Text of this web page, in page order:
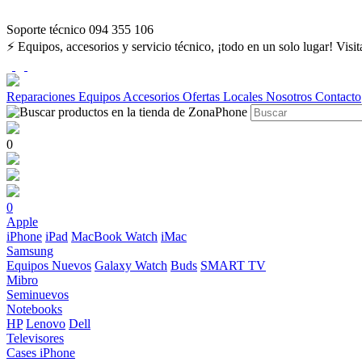
Soporte técnico 094 355 106
⚡ Equipos, accesorios y servicio técnico, ¡todo en un solo lugar!
Reparaciones Equipos Accesorios Ofertas Locales Nosotros Contacto
0
0
Apple
iPhone iPad MacBook Watch iMac
Samsung
Equipos Nuevos Galaxy Watch Buds SMART TV
Mibro
Seminuevos
Notebooks
HP Lenovo Dell
Televisores
Cases iPhone